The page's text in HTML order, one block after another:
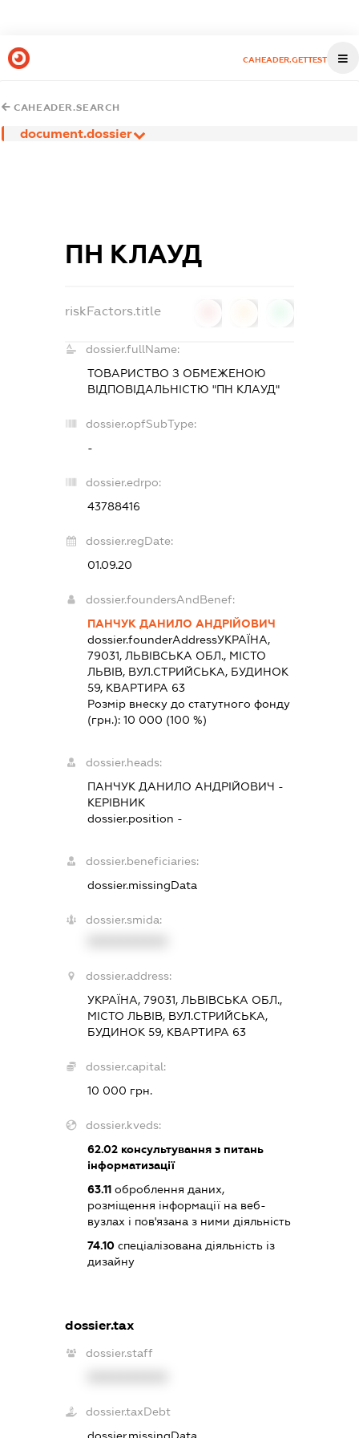
CAHEADER.GETTEST
CAHEADER.SEARCH
document.dossier
ПН КЛАУД
riskFactors.title
dossier.fullName:
ТОВАРИСТВО З ОБМЕЖЕНОЮ
ВІДПОВІДАЛЬНІСТЮ "ПН КЛАУД"
dossier.opfSubType:
-
dossier.edrpo:
43788416
dossier.regDate:
01.09.20
dossier.foundersAndBenef:
ПАНЧУК ДАНИЛО АНДРІЙОВИЧ
dossier.founderAddressУКРАЇНА,
79031, ЛЬВІВСЬКА ОБЛ., МІСТО
ЛЬВІВ, ВУЛ.СТРИЙСЬКА, БУДИНОК
59, КВАРТИРА 63
Розмір внеску до статутного фонду
(грн.):10 000 (100 %)
dossier.heads:
ПАНЧУК ДАНИЛО АНДРІЙОВИЧ -
КЕРІВНИК
dossier.position -
dossier.beneficiaries:
dossier.missingData
dossier.smida:
dossier.address:
УКРАЇНА, 79031, ЛЬВІВСЬКА ОБЛ.,
МІСТО ЛЬВІВ, ВУЛ.СТРИЙСЬКА,
БУДИНОК 59, КВАРТИРА 63
dossier.capital:
10 000 грн.
dossier.kveds:
62.02 консультування з питань
інформатизації
63.11 оброблення даних,
розміщення інформації на веб-
вузлах і пов'язана з ними діяльність
74.10 спеціалізована діяльність із
дизайну
dossier.tax
dossier.staff
dossier.taxDebt
dossier.missingData